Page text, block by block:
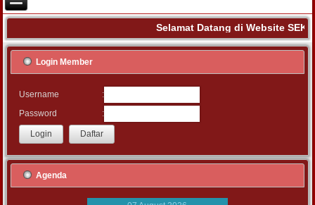
Selamat Datang di Website
Login Member
Username
:
Password
:
Agenda